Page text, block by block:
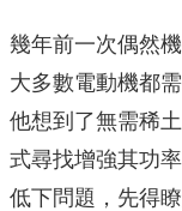
幾年前一次偶然
大多數電動機都
他想到了無需稀
式尋找增強其功
低下問題，先得